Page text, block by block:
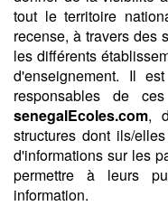
tout le territoire
recense, à travers des
les différents
d'enseignement. Il
responsables de
senegalEcoles.com,
structures dont ils/
d'informations sur les
permettre à leurs
information.